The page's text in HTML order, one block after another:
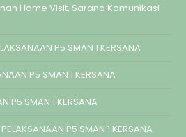
Home Visit, Sarana Komunikasi
P5 SMAN 1 KERSANA
P5 SMAN 1 KERSANA
P5 SMAN 1 KERSANA
PELAKSANAAN P5 SMAN 1 KERSANA